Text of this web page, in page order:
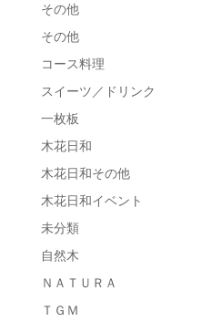
その他
その他
コース料理
スイーツ／ドリンク
一枚板
木花日和
木花日和その他
木花日和イベント
未分類
自然木
ＮＡＴＵＲＡ
ＴＧＭ